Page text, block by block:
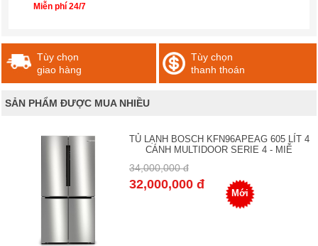
Miễn phí 24/7
Tùy chọn
giao hàng
Tùy chọn
thanh thoán
SẢN PHẨM ĐƯỢC MUA NHIỀU
TỦ LẠNH BOSCH KFN96APEAG 605 LÍT 4
CÁNH MULTIDOOR SERIE 4 - MIỄ
34,000,000 đ
32,000,000 đ
Mới